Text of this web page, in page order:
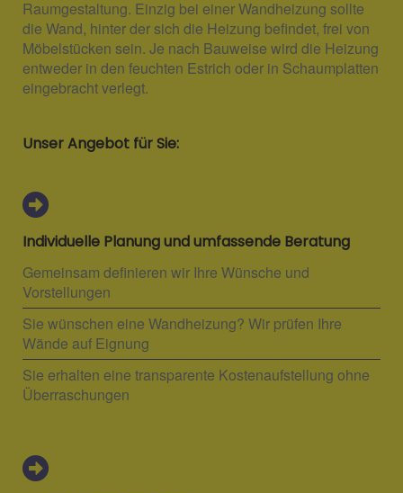
Raumgestaltung. Einzig bei einer Wandheizung sollte
die Wand, hinter der sich die Heizung befindet, frei von
Möbelstücken sein. Je nach Bauweise wird die Heizung
entweder in den feuchten Estrich oder in Schaumplatten
eingebracht verlegt.
Unser Angebot für Sie:
Individuelle Planung und umfassende Beratung
Gemeinsam definieren wir Ihre Wünsche und
Vorstellungen
Sie wünschen eine Wandheizung? Wir prüfen Ihre
Wände auf Eignung
Sie erhalten eine transparente Kostenaufstellung ohne
Überraschungen